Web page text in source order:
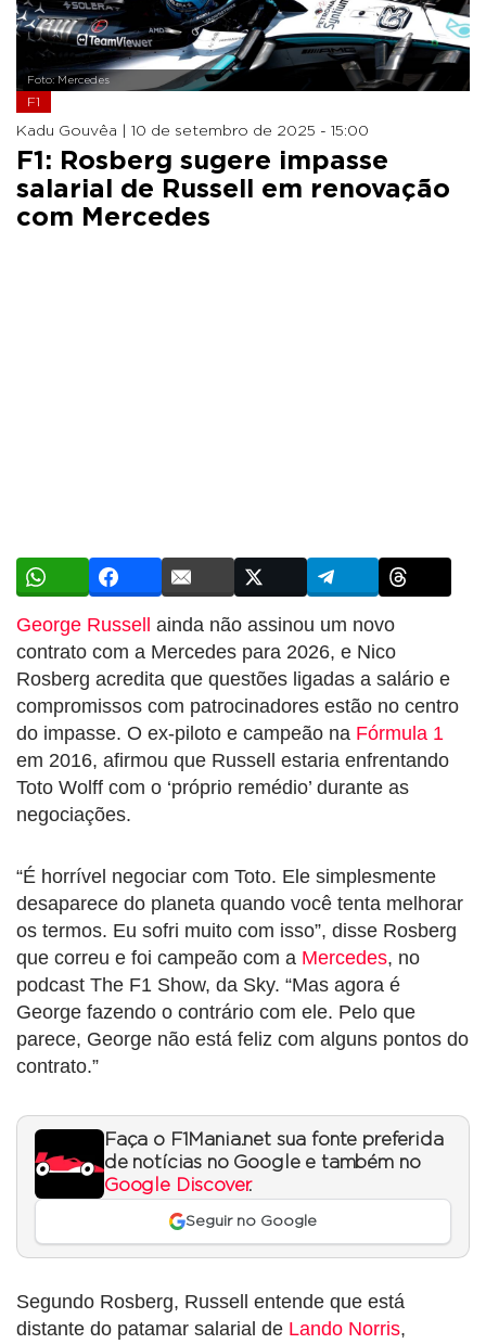
Foto: Mercedes
F1
Kadu Gouvêa | 10 de setembro de 2025 - 15:00
F1: Rosberg sugere impasse
salarial de Russell em renovação
com Mercedes
George Russell ainda não assinou um novo
contrato com a Mercedes para 2026, e Nico
Rosberg acredita que questões ligadas a salário e
compromissos com patrocinadores estão no centro
do impasse. O ex-piloto e campeão na Fórmula 1
em 2016, afirmou que Russell estaria enfrentando
Toto Wolff com o ‘próprio remédio’ durante as
negociações.
“É horrível negociar com Toto. Ele simplesmente
desaparece do planeta quando você tenta melhorar
os termos. Eu sofri muito com isso”, disse Rosberg
que correu e foi campeão com a Mercedes, no
podcast The F1 Show, da Sky. “Mas agora é
George fazendo o contrário com ele. Pelo que
parece, George não está feliz com alguns pontos do
contrato.”
Faça o F1Mania.net sua fonte preferida
de notícias no Google e também no
Google Discover.
Seguir no Google
Segundo Rosberg, Russell entende que está
distante do patamar salarial de Lando Norris,